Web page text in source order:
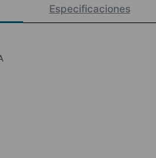
Especificaciones